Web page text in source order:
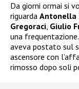
Da giorni ormai si
riguarda Antonella
Gregoraci, Giulio
una
aveva postato sul
ascensore con
rimosso dopo soli